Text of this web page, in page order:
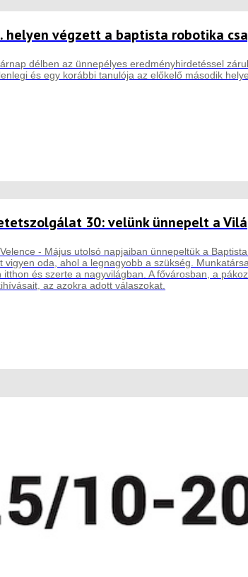
helyen végzett a baptista robotika
délben az ünnepélyes eredményhirdetéssel
és egy korábbi tanulója az előkelő második
30: velünk ünnepelt a
- Május utolsó napjaiban ünnepeltük a
vigyen oda, ahol a legnagyobb a szükség.
itthon és szerte a nagyvilágban. A fővárosban, a
az azokra adott válaszokat.